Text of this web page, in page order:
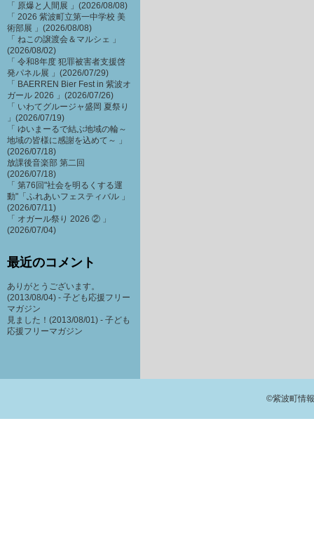
「 原爆と人間展 」(2026/08/08)
「 2026 紫波町立第一中学校 美
術部展 」(2026/08/08)
「 ねこの譲渡会＆マルシェ 」
(2026/08/02)
「 令和8年度 犯罪被害者支援啓
発パネル展 」(2026/07/29)
「 BAERREN Bier Fest in 紫波オ
ガール 2026 」(2026/07/26)
「 いわてグルージャ盛岡 夏祭り
」(2026/07/19)
「 ゆいまーるで結ぶ地域の輪～
地域の皆様に感謝を込めて～ 」
(2026/07/18)
放課後音楽部 第二回
(2026/07/18)
「 第76回"社会を明るくする運
動"「ふれあいフェスティバル 」
(2026/07/11)
「 オガール祭り 2026 ② 」
(2026/07/04)
最近のコメント
ありがとうございます。
(2013/08/04) - 子ども応援フリー
マガジン
見ました！(2013/08/01) - 子ども
応援フリーマガジン
©紫波町情